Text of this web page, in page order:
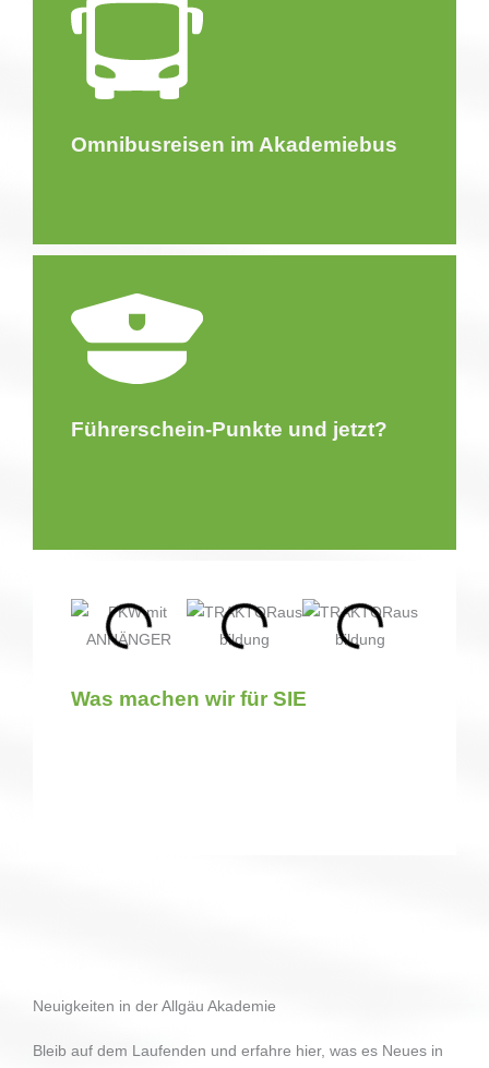
Omnibusreisen im Akademiebus
Führerschein-Punkte und jetzt?
Was machen wir für SIE
Neuigkeiten in der Allgäu Akademie
Bleib auf dem Laufenden und erfahre hier, was es Neues in